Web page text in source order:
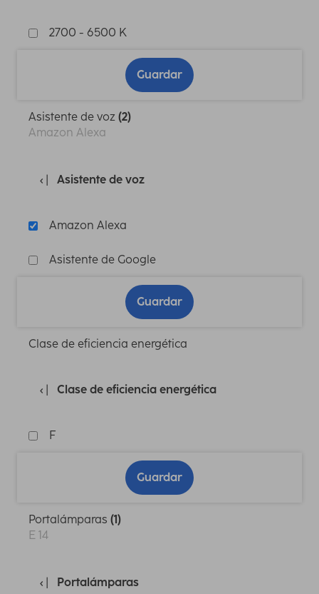
2700 - 6500 K
Guardar
Asistente de voz (2)
Amazon Alexa
Asistente de voz
Amazon Alexa
Asistente de Google
Guardar
Clase de eficiencia energética
Clase de eficiencia energética
F
Guardar
Portalámparas (1)
E 14
Portalámparas